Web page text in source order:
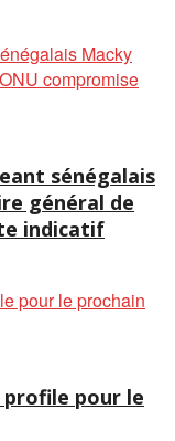
sénégalais
général de
indicatif
profile pour le